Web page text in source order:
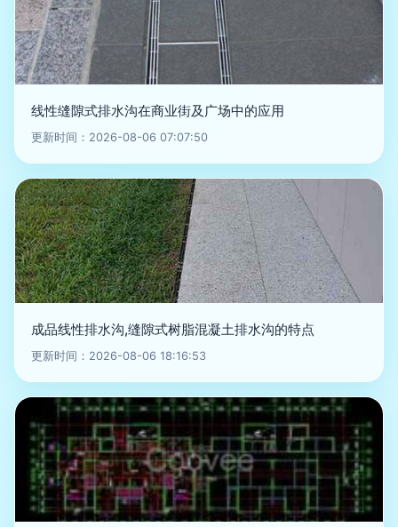
线性缝隙式排水沟在商业街及广场中的应用
更新时间：2026-08-06 07:07:50
成品线性排水沟,缝隙式树脂混凝土排水沟的特点
更新时间：2026-08-06 18:16:53